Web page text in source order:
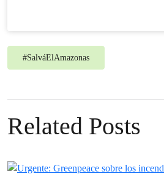
#SalváElAmazonas
Related Posts